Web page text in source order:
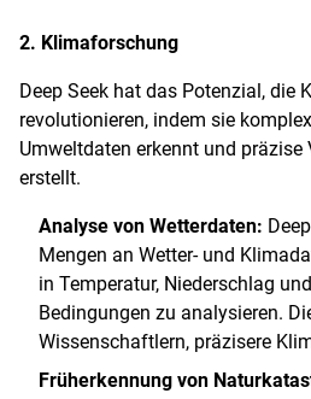
2. Klimaforschung
Deep Seek hat das Potenzial, die
revolutionieren, indem sie
Umweltdaten erkennt und präzise
erstellt.
Analyse von Wetterdaten:
Mengen an Wetter- und
in Temperatur, Niederschlag
Bedingungen zu analysieren.
Wissenschaftlern, präzisere
Früherkennung von